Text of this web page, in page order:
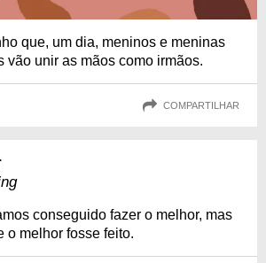
que, um dia, meninos e meninas
vão unir as mãos como irmãos.
COMPARTILHAR
conseguido fazer o melhor, mas
o melhor fosse feito.